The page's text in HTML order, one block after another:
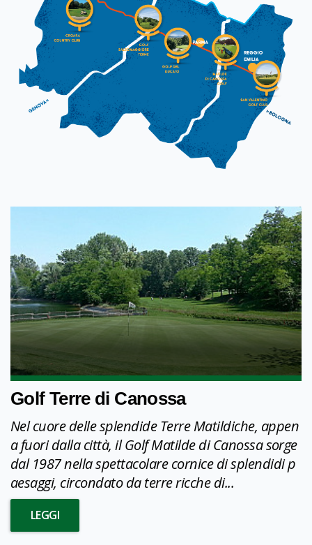
Golf Terre di Canossa
Nel cuore delle splendide Terre Matildiche, appen
a fuori dalla città, il Golf Matilde di Canossa sorge
dal 1987 nella spettacolare cornice di splendidi p
aesaggi, circondato da terre ricche di...
LEGGI